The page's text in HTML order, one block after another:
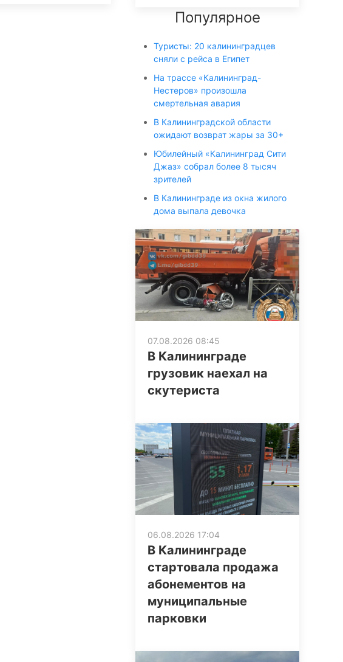
Популярное
Туристы: 20 калининградцев
сняли с рейса в Египет
На трассе «Калининград-
Нестеров» произошла
смертельная авария
В Калининградской области
ожидают возврат жары за 30+
Юбилейный «Калининград Сити
Джаз» собрал более 8 тысяч
зрителей
В Калининграде из окна жилого
дома выпала девочка
07.08.2026 08:45
В Калининграде
грузовик наехал на
скутериста
06.08.2026 17:04
В Калининграде
стартовала продажа
абонементов на
муниципальные
парковки